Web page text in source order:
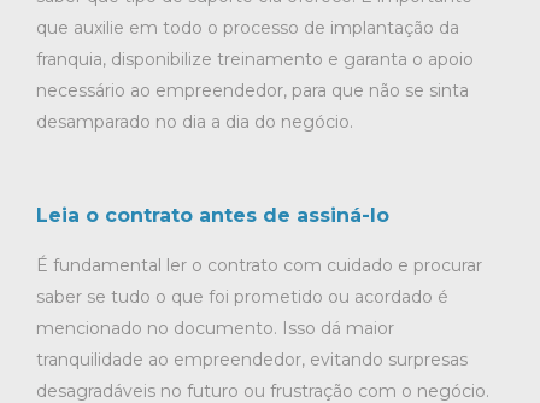
que auxilie em todo o processo de implantação da
franquia, disponibilize treinamento e garanta o apoio
necessário ao empreendedor, para que não se sinta
desamparado no dia a dia do negócio.
Leia o contrato antes de assiná-lo
É fundamental ler o contrato com cuidado e procurar
saber se tudo o que foi prometido ou acordado é
mencionado no documento. Isso dá maior
tranquilidade ao empreendedor, evitando surpresas
desagradáveis no futuro ou frustração com o negócio.